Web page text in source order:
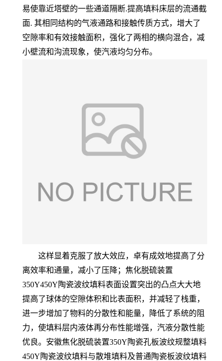
易使靠近塔壁的一些通道隔断.提高填料床层的流通截
面. 其相同结构的气液通路和接触传质方式，增大了
空隙率和有效接触面积，强化了两相的横向混合，减
小壁流和沟流现象，使汽液均匀分布。
这样显着克服了放大效应，卓有成效地提高了分
离效率和通量，减小了压降；焦化脱硫装置
350Y450Y陶瓷波纹填料表面设置突出的凸点大大地
提高了球体的空隙体积和比表面积，并减轻了栈重，
进一步增加了物料的分散性和能量，降低了系统的阻
力，使填料层内液体再分布性能增强，汽液分散性能
优良。安徽焦化脱硫装置350Y陶瓷孔板波纹规整填料
450Y陶瓷波纹填料与散堆填料及普通陶瓷板波纹填料